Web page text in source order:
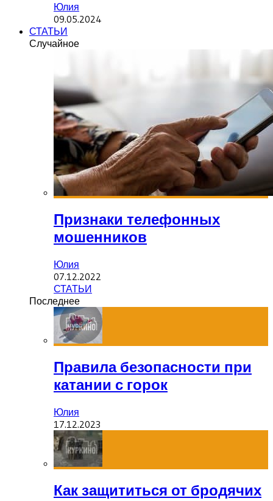
Юлия
09.05.2024
СТАТЬИ
Случайное
Признаки телефонных
мошенников
Юлия
07.12.2022
СТАТЬИ
Последнее
Правила безопасности при
катании с горок
Юлия
17.12.2023
Как защититься от бродячих